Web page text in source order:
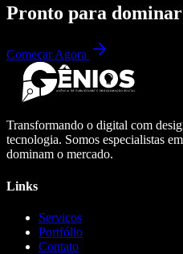
Pronto para dominar
Começar Agora
Transformando o digital com
tecnologia. Somos especialistas
dominam o mercado.
Links
Serviços
Portfólio
Contato